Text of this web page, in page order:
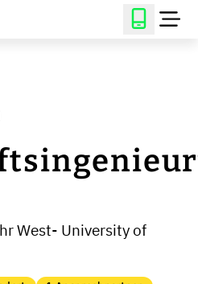
West- University of